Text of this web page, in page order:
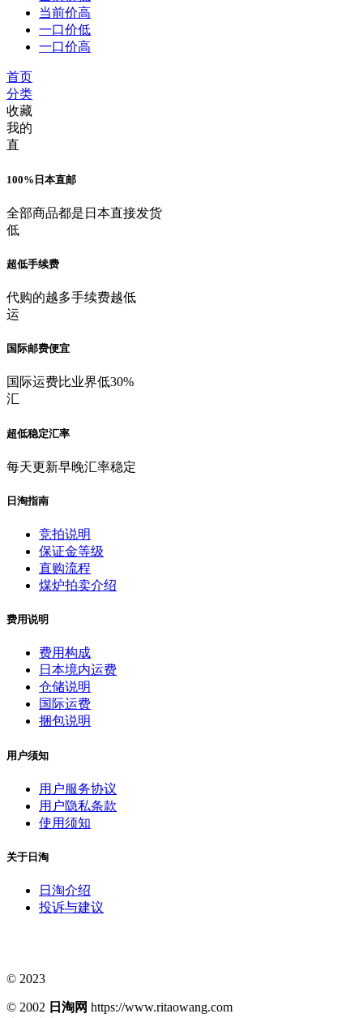
当前价高
一口价低
一口价高
首页
分类
收藏
我的
直
100%日本直邮
全部商品都是日本直接发货
低
超低手续费
代购的越多手续费越低
运
国际邮费便宜
国际运费比业界低30%
汇
超低稳定汇率
每天更新早晚汇率稳定
日淘指南
竞拍说明
保证金等级
直购流程
煤炉拍卖介绍
费用说明
费用构成
日本境内运费
仓储说明
国际运费
捆包说明
用户须知
用户服务协议
用户隐私条款
使用须知
关于日淘
日淘介绍
投诉与建议
© 2023
© 2002 日淘网 https://www.ritaowang.com